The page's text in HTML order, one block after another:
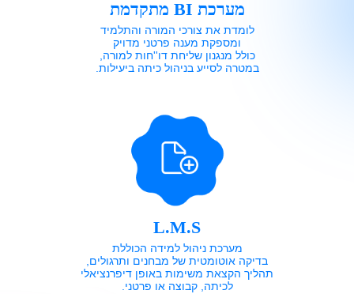
מערכת BI מתקדמת
לומדת את צורכי המורה והתלמיד
ומספקת מענה פרטני מדויק
כולל מנגנון שליחת דו''חות למורה,
במטרה לסייע בניהול כיתה ביעילות.
L.M.S
מערכת ניהול למידה הכוללת
בדיקה אוטומטית של מבחנים ותרגולים,
תהליך הקצאת משימות באופן דיפרנציאלי
לכיתה, קבוצה או פרטני.